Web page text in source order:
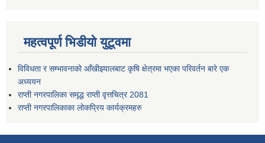
महत्वपूर्ण भिडीयो युटूवमा
विविधता र सम्भावनाको आँखीझ्यालबाट कृषि क्षेत्रमा भएका परिवर्तन बारे एक
अध्ययन
राप्ती नगरपालिका समृद्ध राप्ती वृत्तचित्र 2081
राप्ती नगरपालिकाका लोकप्रिय कार्यक्रमहरु